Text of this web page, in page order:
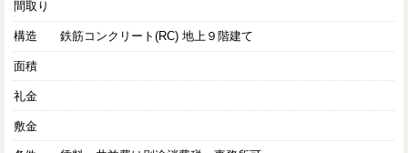
間取り
構造 鉄筋コンクリート(RC) 地上９階建て
面積
礼金
敷金